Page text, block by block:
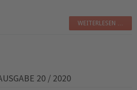
WEITERLESEN …
20 / 2020